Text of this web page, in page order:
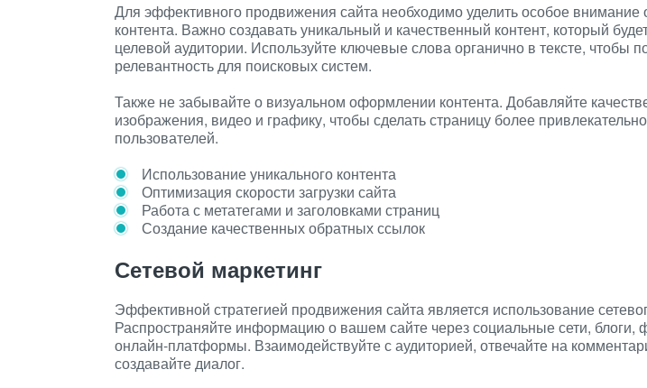
Для эффективного продвижения сайта необходимо уделить особое внимание
контента. Важно создавать уникальный и качественный контент, который
целевой аудитории. Используйте ключевые слова органично в тексте, чтобы
релевантность для поисковых систем.
Также не забывайте о визуальном оформлении контента. Добавляйте
изображения, видео и графику, чтобы сделать страницу более
пользователей.
Использование уникального контента
Оптимизация скорости загрузки сайта
Работа с метатегами и заголовками страниц
Создание качественных обратных ссылок
Сетевой маркетинг
Эффективной стратегией продвижения сайта является использование
Распространяйте информацию о вашем сайте через социальные сети, блоги,
онлайн-платформы. Взаимодействуйте с аудиторией, отвечайте на
создавайте диалог.